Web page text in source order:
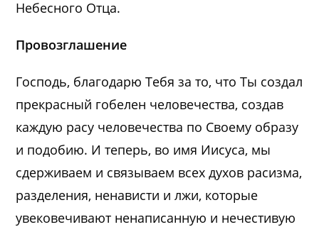
Небесного Отца.
Провозглашение
Господь, благодарю Тебя за то, что Ты создал
прекрасный гобелен человечества, создав
каждую расу человечества по Своему образу
и подобию. И теперь, во имя Иисуса, мы
сдерживаем и связываем всех духов расизма,
разделения, ненависти и лжи, которые
увековечивают ненаписанную и нечестивую